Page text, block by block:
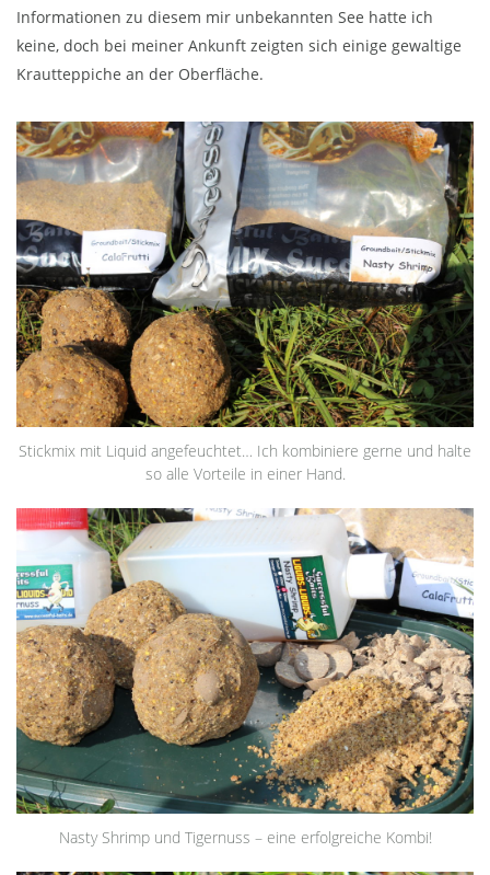
Informationen zu diesem mir unbekannten See hatte ich
keine, doch bei meiner Ankunft zeigten sich einige gewaltige
Krautteppiche an der Oberfläche.
Stickmix mit Liquid angefeuchtet… Ich kombiniere gerne und halte
so alle Vorteile in einer Hand.
Nasty Shrimp und Tigernuss – eine erfolgreiche Kombi!